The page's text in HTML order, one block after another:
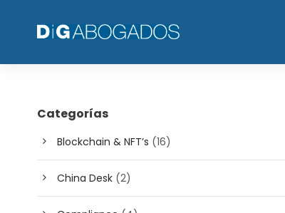
Categorías
Blockchain & NFT’s (16)
China Desk (2)